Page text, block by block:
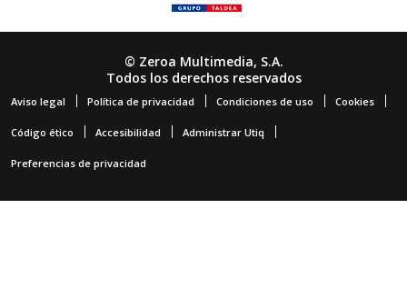
© Zeroa Multimedia, S.A.
Todos los derechos reservados
Aviso legal Política de privacidad Condiciones de uso Cookies
Código ético Accesibilidad Administrar Utiq
Preferencias de privacidad